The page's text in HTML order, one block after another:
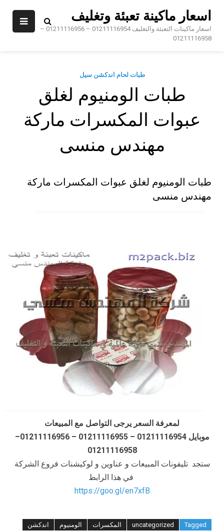
اسعار ماكينة تعبئة وتغليف
اسعار ماكينات التعبئة والتغليف 01211116954 – 01211116956 –
01211116958
طبات لحام اندكشن سيل
طبات الومنيوم لغلق
عبوات المكسرات ماركة
مهندس منسى
طبات الومنيوم لغلق عبوات المكسرات ماركة
مهندس منسى
لمعرفة السعر يرجى التواصل مع المبيعات
موبايل 01211116954 – 01211116955 – 01211116956–
01211116958
ستجد تليفونات المبيعات و عناوين و لوكيشنات فروع الشركة
في هذا الرابط
https://goo.gl/en7xfB
Tagged
uncategorized المكسرات الومنيوم
اندكشن